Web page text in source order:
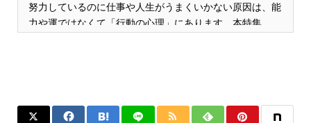
努力しているのに仕事や人生がうまくいかない原因は、能
力や運ではなくて「行動の心理」にあります。本特集…